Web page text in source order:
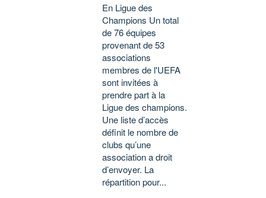
En Ligue des
Champions Un total
de 76 équipes
provenant de 53
associations
membres de l'UEFA
sont invitées à
prendre part à la
Ligue des champions.
Une liste d’accès
définit le nombre de
clubs qu’une
association a droit
d’envoyer. La
répartition pour...